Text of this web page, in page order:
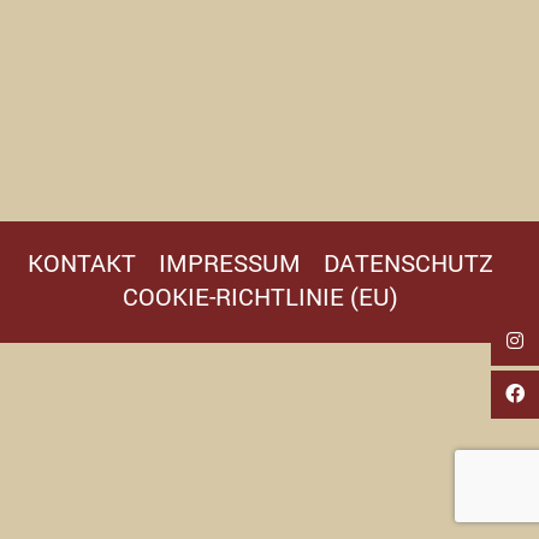
KONTAKT IMPRESSUM
DATENSCHUTZ
COOKIE-RICHTLINIE (EU)